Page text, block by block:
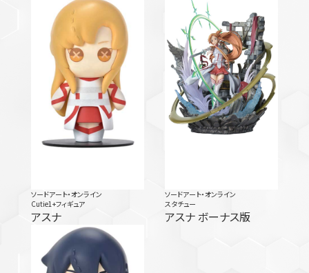
ソードアート・オンライン
Cutie1+フィギュア
アスナ
ソードアート・オンライン
スタチュー
アスナ ボーナス版